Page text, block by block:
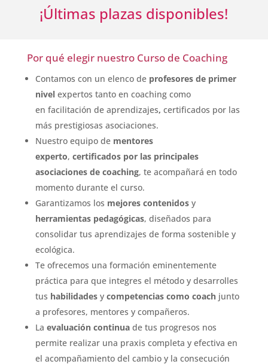
¡Últimas plazas disponibles!
Por qué elegir nuestro Curso de Coaching
Contamos con un elenco deprofesores de primer
nivelexpertos tanto en coaching como
en facilitación de aprendizajes, certificados por las
más prestigiosas asociaciones.
Nuestro equipo de mentores
experto, certificados por las principales
asociaciones de coaching, te acompañará en todo
momento durante el curso.
Garantizamos los mejores contenidosy
herramientas pedagógicas, diseñados para
consolidar tus aprendizajes de forma sostenible y
ecológica.
Te ofrecemos una formación eminentemente
práctica para que integres el método y desarrolles
tus habilidadesy competencias como coachjunto
a profesores, mentores y compañeros.
La evaluación continuade tus progresos nos
permite realizar una praxis completa y efectiva en
el acompañamiento del cambio y la consecución